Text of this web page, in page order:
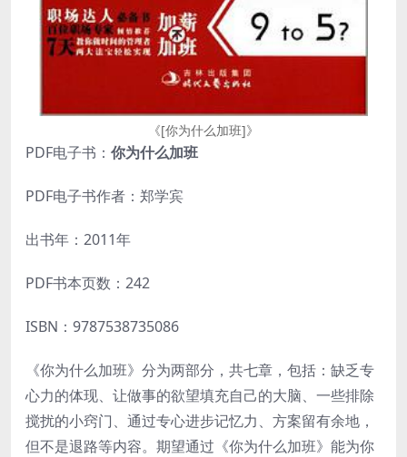
《[你为什么加班]》
PDF电子书： 你为什么加班
PDF电子书作者：郑学宾
出书年：2011年
PDF书本页数：242
ISBN：9787538735086
《你为什么加班》分为两部分，共七章，包括：缺乏专
心力的体现、让做事的欲望填充自己的大脑、一些排除
搅扰的小窍门、通过专心进步记忆力、方案留有余地，
但不是退路等内容。期望通过《你为什么加班》能为你